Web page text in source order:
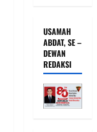
USAMAH
ABDAT, SE –
DEWAN
REDAKSI